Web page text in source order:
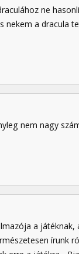
ne
nekem a
nem nagy
a játéknak,
írunk